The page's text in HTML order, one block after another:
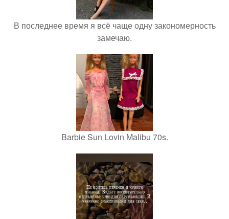
В последнее время я всё чаще одну закономерность
замечаю.
Barbie Sun Lovin Malibu 70s.